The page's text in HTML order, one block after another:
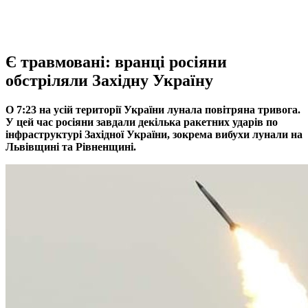
Є травмовані: вранці росіяни
обстріляли Західну Україну
О 7:23 на усій території України лунала повітряна тривога.
У цей час росіяни завдали декілька ракетних ударів по
інфраструктурі Західної України, зокрема вибухи лунали на
Львівщині та Рівненщині.